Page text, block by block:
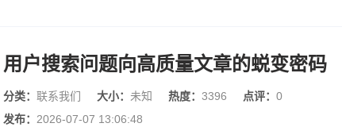
用户搜索问题向高质量文章的蜕变密码
分类： 联系我们 大小： 未知 热度： 3396 点评： 0
发布： 2026-07-07 13:06:48